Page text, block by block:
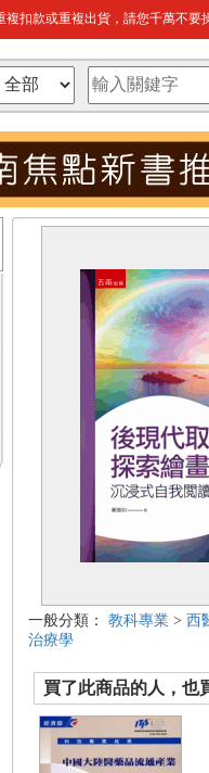
扣款或重複出貨，請您千萬不要
一般分類： 教科專業 > 西
治療學
買了此商品的人，也